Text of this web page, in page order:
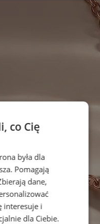
co Cię
była dla
Pomagają
dane,
interesuje i
dla Ciebie.